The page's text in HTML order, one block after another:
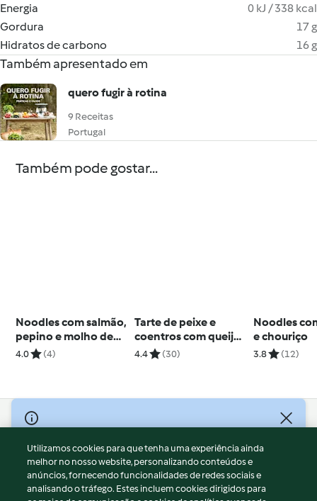
Energia
0 kJ / 338 kcal
Gordura
17 g
Hidratos de carbono
16 g
Também apresentado em
quero fugir à rotina
9 Receitas
Portugal
Também pode gostar...
Noodles com salmão,
pepino e molho de
mostarda
4.0 (4)
Tarte de peixe e
coentros com queijo
da Ilha
4.4 (30)
Noodles
e chouriço
3.8 (12)
© Copyright 2026
Termos de Utilização
Aviso sobre Proteção de Dados
Aviso
Utilizamos cookies para que tenha uma experiência ainda
melhor no nosso website, personalizando conteúdos e
anúncios, fornecendo funcionalidades de redes sociais e
analisando o tráfego. Estes incluem cookies dirigidos para